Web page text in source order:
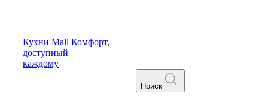
Кухни Mall Комфорт,
доступный
каждому
Поиск